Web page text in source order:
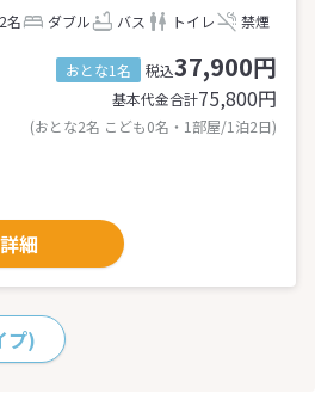
名 ダブル バス トイレ 禁煙
おとな1名 税込37,900円
基本代金合計75,800円
(おとな2名 こども0名・1部屋/1泊2日)
細
プ)